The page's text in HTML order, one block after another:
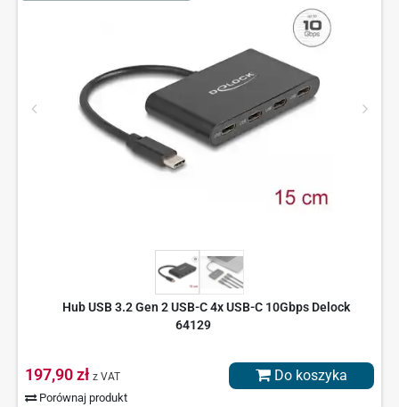
Hub USB 3.2 Gen 2 USB-C 4x USB-C 10Gbps Delock
64129
197,90 zł z VAT
Porównaj produkt
Do koszyka